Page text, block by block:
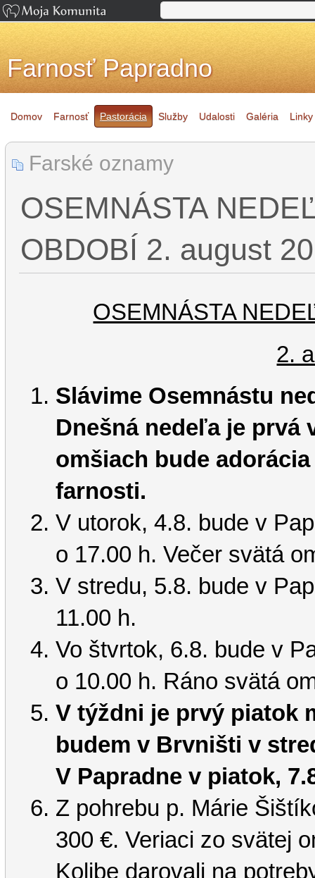
Farnosť Papradno
Domov Farnosť Pastorácia Služby Udalosti Galéria Linky
Farské oznamy
OSEMNÁSTA
OBDOBÍ 2. august
OSEMNÁSTA
2.
Slávime Osemnástu
Dnešná nedeľa je prvá
omšiach bude
farnosti.
V utorok, 4.8. bude v
o 17.00 h. Večer svätá
V stredu, 5.8. bude v
11.00 h.
Vo štvrtok, 6.8. bude v
o 10.00 h. Ráno svätá
V týždni je prvý piatok
budem v Brvništi v
V Papradne v
Z pohrebu p. Márie
300 €. Veriaci zo svätej
Kolibe darovali na